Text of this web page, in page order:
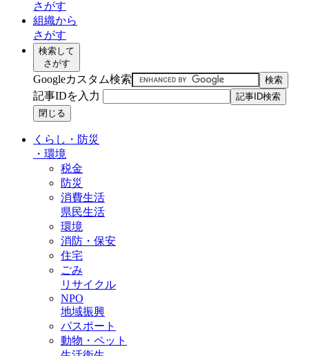
さがす
組織から
さがす
検索して
さがす
Googleカスタム検索
記事IDを入力
閉じる
くらし・防災
・ 環境
税金
防災
消費生活
県民生活
環境
消防・保安
住宅
ごみ
リサイクル
NPO
地域振興
パスポート
動物・ペット